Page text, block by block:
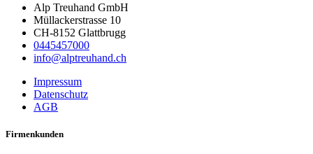
Alp Treuhand GmbH
Müllackerstrasse 10
CH-8152 Glattbrugg
0445457000
info@alptreuhand.ch
Impressum
Datenschutz
AGB
Firmenkunden